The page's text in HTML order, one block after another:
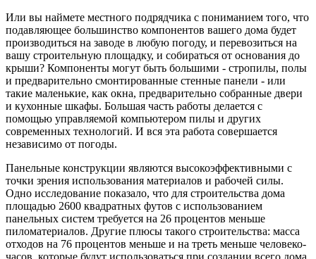
Или вы наймете местного подрядчика с пониманием того, что
подавляющее большинство компонентов вашего дома будет
производиться на заводе в любую погоду, и перевозиться на
вашу строительную площадку, и собираться от основания до
крыши? Компоненты могут быть большими - стропилы, полы
и предварительно смонтированные стенные панели - или
такие маленькие, как окна, предварительно собранные двери
и кухонные шкафы. Большая часть работы делается с
помощью управляемой компьютером пилы и других
современных технологий. И вся эта работа совершается
независимо от погоды.
Панельные конструкции являются высокоэффективными с
точки зрения использования материалов и рабочей силы.
Одно исследование показало, что для строительства дома
площадью 2600 квадратных футов с использованием
панельных систем требуется на 26 процентов меньше
пиломатериалов. Другие плюсы такого строительства: масса
отходов на 76 процентов меньше и на треть меньше человеко-
часов, которые будут использоваться при создании всего дома,